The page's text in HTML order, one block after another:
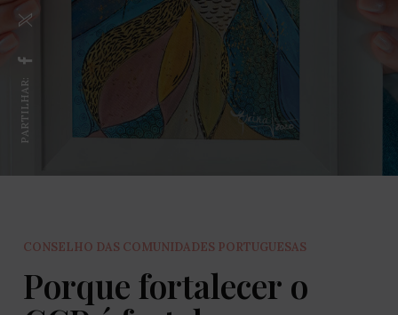
PARTILHAR:
CONSELHO DAS COMUNIDADES PORTUGUESAS
Porque fortalecer o